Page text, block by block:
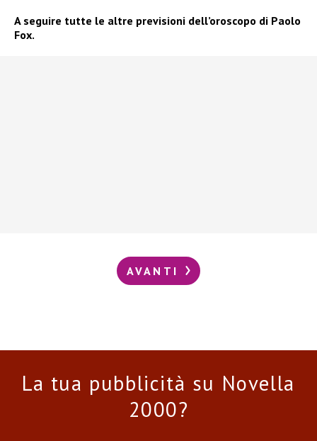
A seguire tutte le altre previsioni dell’oroscopo di Paolo
Fox.
AVANTI
La tua pubblicità su Novella
2000?